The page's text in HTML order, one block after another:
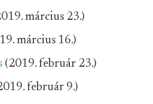
március 23.)
március 16.)
(2019. február 23.)
február 9.)